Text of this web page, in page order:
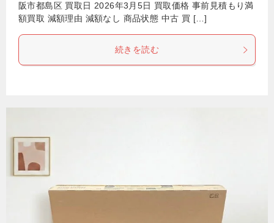
阪市都島区 買取日 2026年3月5日 買取価格 事前見積もり満
額買取 減額理由 減額なし 商品状態 中古 買 […]
続きを読む